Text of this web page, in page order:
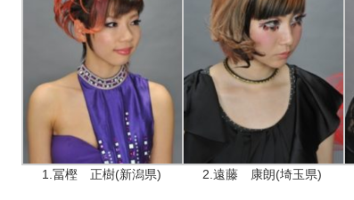
1.冨樫 正樹(新潟県) 2.遠藤 康朗(埼玉県)